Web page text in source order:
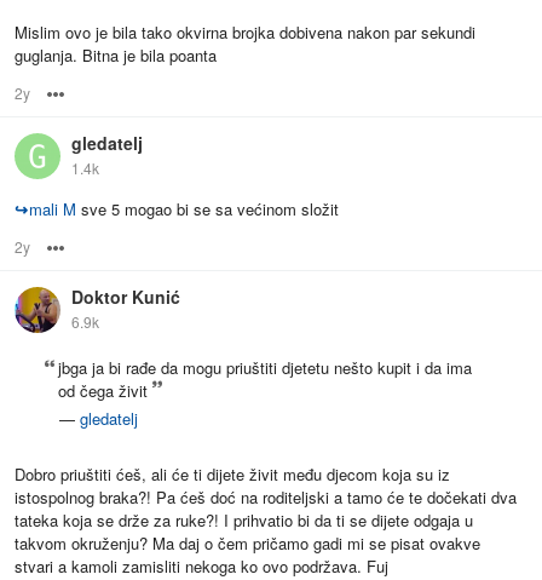
Mislim ovo je bila tako okvirna brojka dobivena nakon par sekundi
guglanja. Bitna je bila poanta
2y
gledatelj
1.4k
↪mali M sve 5 mogao bi se sa većinom složit
2y
Doktor Kunić
6.9k
jbga ja bi rađe da mogu priuštiti djetetu nešto kupit i da ima
od čega živit
— gledatelj
Dobro priuštiti ćeš, ali će ti dijete živit među djecom koja su iz
istospolnog braka?! Pa ćeš doć na roditeljski a tamo će te dočekati dva
tateka koja se drže za ruke?! I prihvatio bi da ti se dijete odgaja u
takvom okruženju? Ma daj o čem pričamo gadi mi se pisat ovakve
stvari a kamoli zamisliti nekoga ko ovo podržava. Fuj